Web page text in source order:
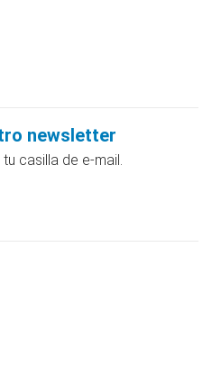
newsletter
casilla de e-mail.